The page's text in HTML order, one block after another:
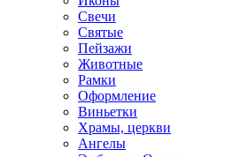
Свечи
Святые
Пейзажи
Животные
Рамки
Оформление
Виньетки
Храмы, церкви
Ангелы